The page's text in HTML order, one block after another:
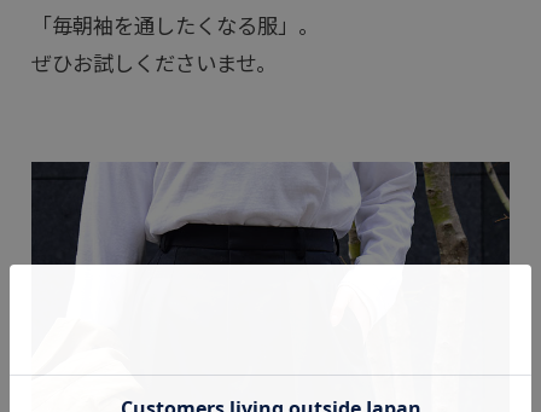
「毎朝袖を通したくなる服」。
ぜひお試しくださいませ。